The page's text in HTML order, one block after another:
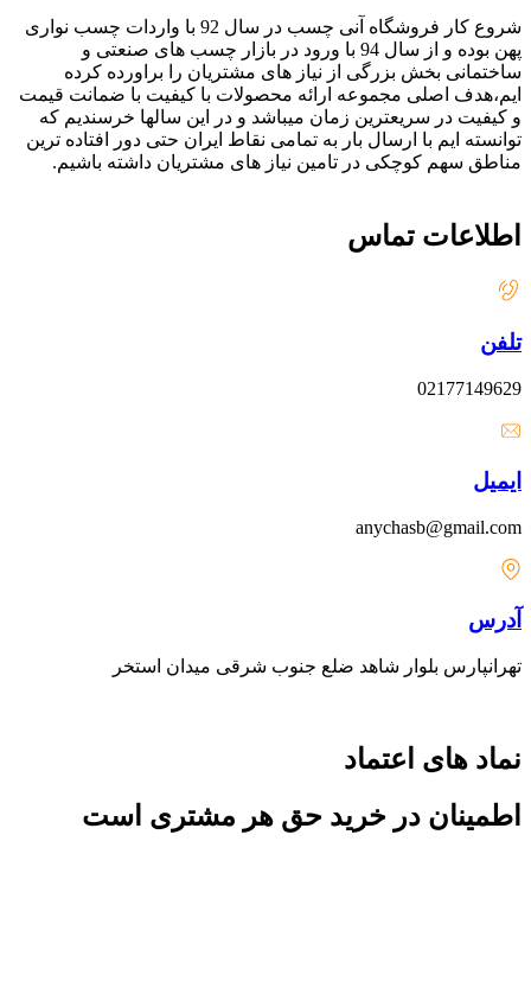
شروع کار فروشگاه آنی چسب در سال 92 با واردات چسب نواری
پهن بوده و از سال 94 با ورود در بازار چسب های صنعتی و
ساختمانی بخش بزرگی از نیاز های مشتریان را براورده کرده
ایم،هدف اصلی مجموعه ارائه محصولات با کیفیت با ضمانت قیمت
و کیفیت در سریعترین زمان میباشد و در این سالها خرسندیم که
توانسته ایم با ارسال بار به تمامی نقاط ایران حتی دور افتاده ترین
مناطق سهم کوچکی در تامین نیاز های مشتریان داشته باشیم.
اطلاعات تماس
تلفن
02177149629
ایمیل
anychasb@gmail.com
آدرس
تهرانپارس بلوار شاهد ضلع جنوب شرقی میدان استخر
نماد های اعتماد
اطمینان در خرید حق هر مشتری است